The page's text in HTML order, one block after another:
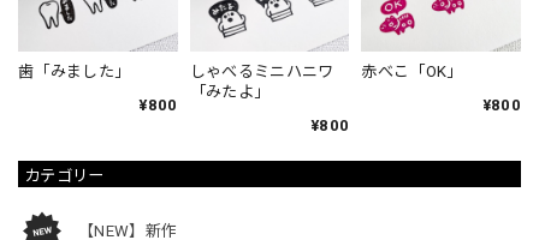
カテゴリー
【NEW】新作
歯「みました」
¥800
しゃべるミニハニワ
「みたよ」
¥800
赤べこ「OK」
¥800